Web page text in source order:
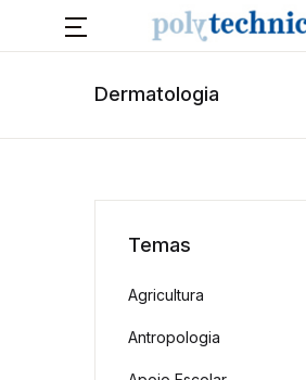
Dermatologia
Temas
Agricultura
Antropologia